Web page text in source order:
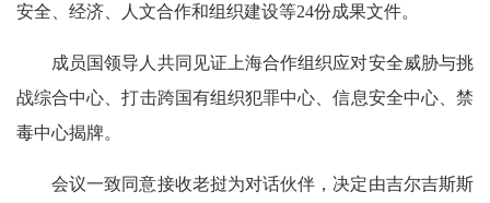
安全、经济、人文合作和组织建设等24份成果文件。
成员国领导人共同见证上海合作组织应对安全威胁与挑
战综合中心、打击跨国有组织犯罪中心、信息安全中心、禁
毒中心揭牌。
会议一致同意接收老挝为对话伙伴，决定由吉尔吉斯斯